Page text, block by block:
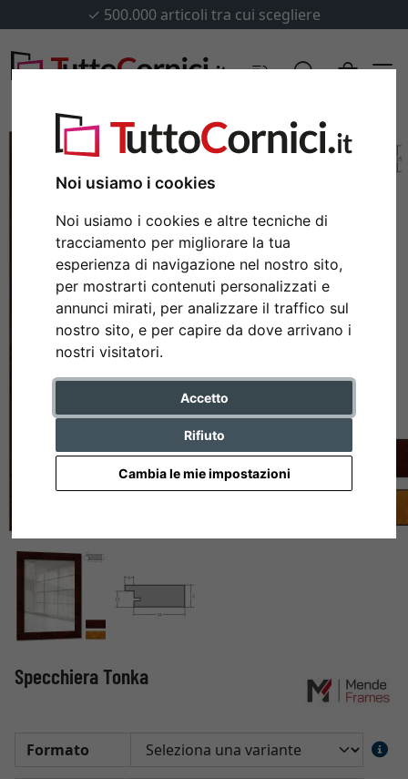
Noi usiamo i cookies
Noi usiamo i cookies e altre tecniche di
tracciamento per migliorare la tua
esperienza di navigazione nel nostro sito,
per mostrarti contenuti personalizzati e
annunci mirati, per analizzare il traffico sul
nostro sito, e per capire da dove arrivano i
nostri visitatori.
Accetto
Rifiuto
Cambia le mie impostazioni
✓ 500.000 articoli tra cui scegliere
Indietro
Specchiera Tonka
Formato